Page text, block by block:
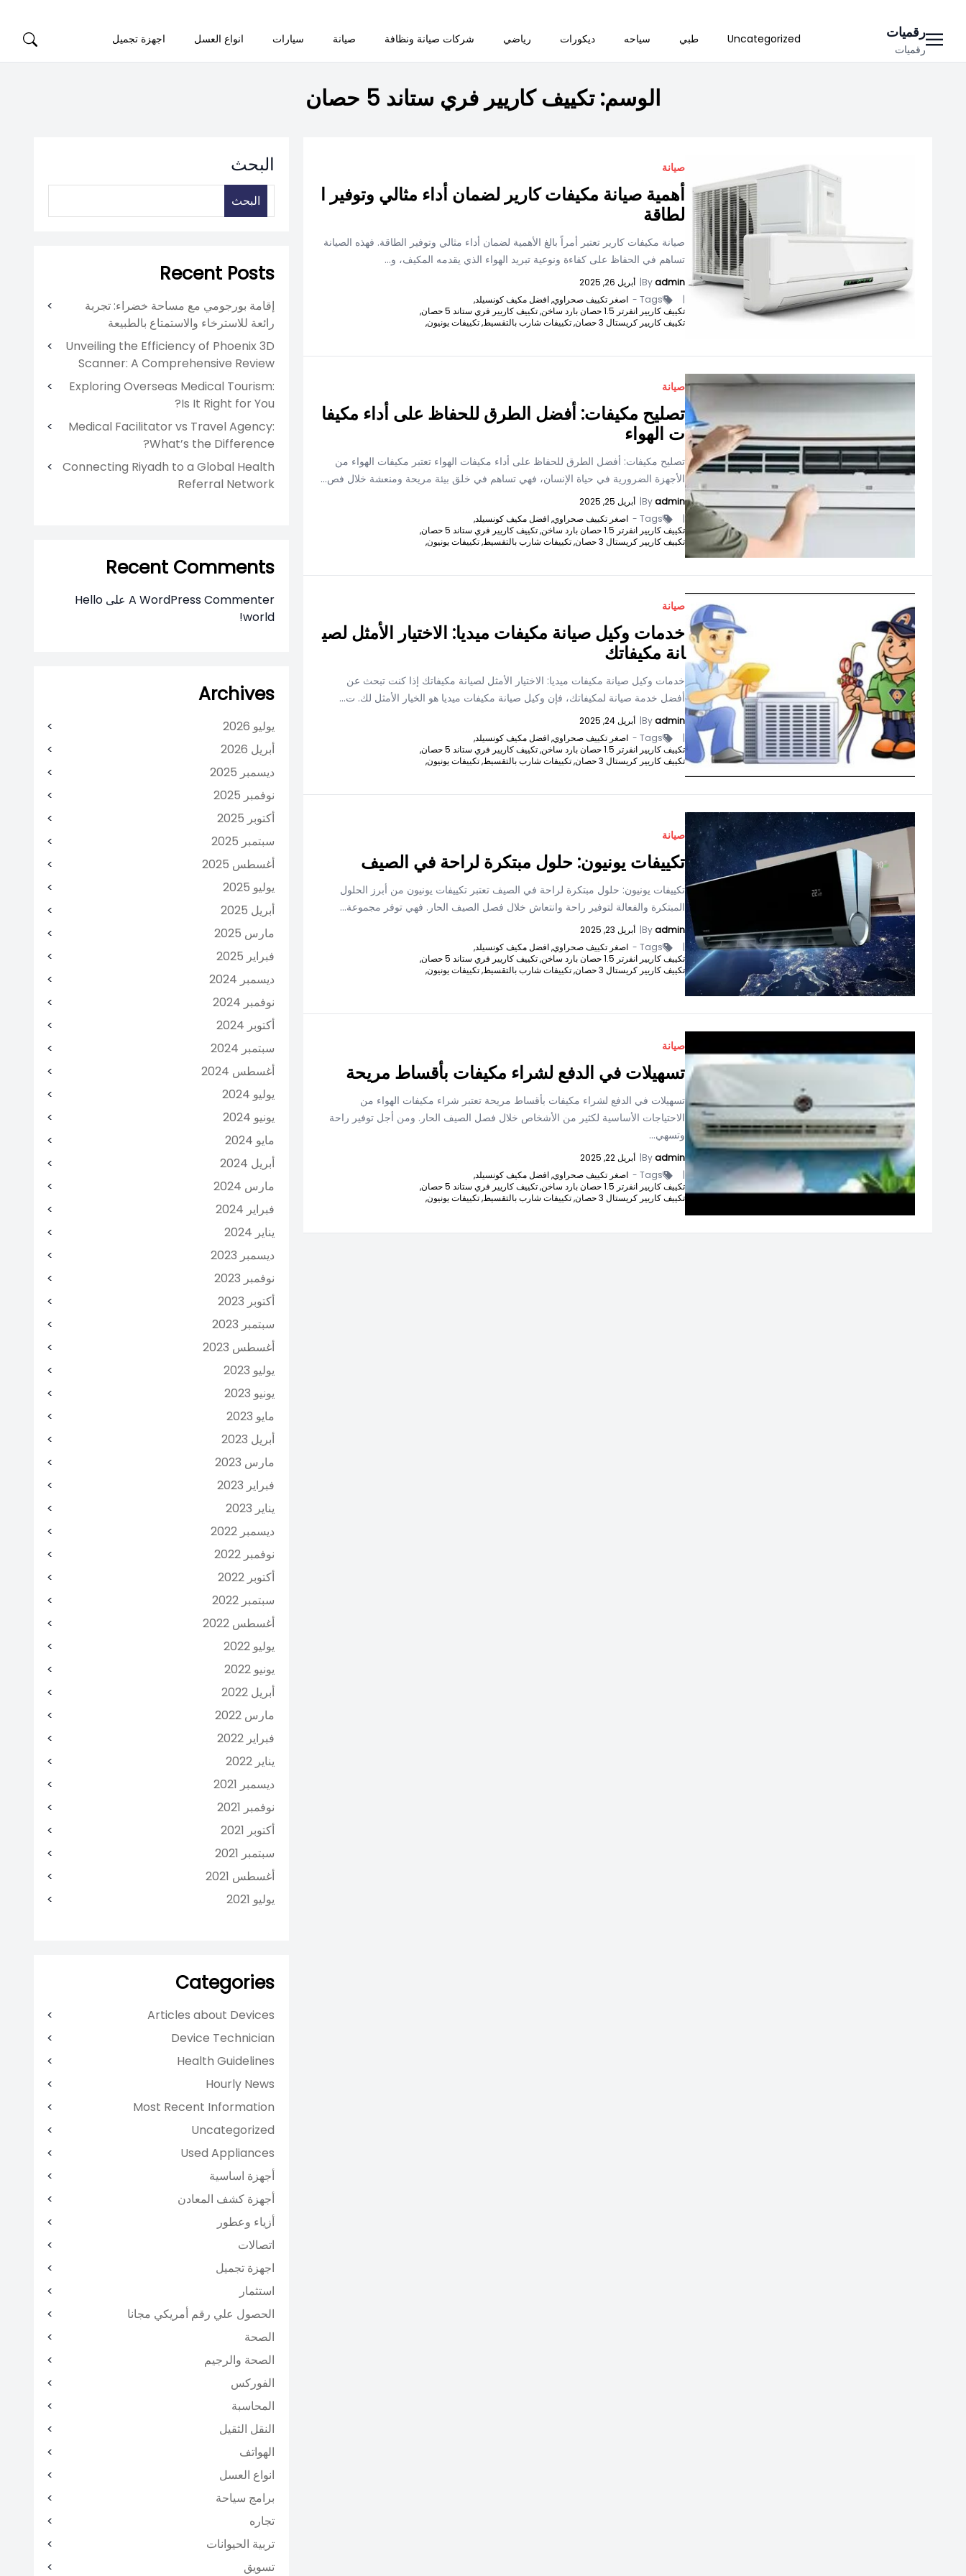
content
رقميات
رقميات
Uncategorized طبي سياحه ديكورات رياضي شركات صيانة ونظافة صيانة سيارات انواع العسل اجهزة تجميل
الوسم:تكييف كاريير فري ستاند 5 حصان
صيانة
أهمية صيانة مكيفات كارير لضمان أداء مثالي وتوفير ا
لطاقة
صيانة مكيفات كارير تعتبر أمراً بالغ الأهمية لضمان أداء مثالي وتوفير الطاقة. فهذه الصيانة
تساهم في الحفاظ على كفاءة ونوعية تبريد الهواء الذي يقدمه المكيف، و...
Byadmin
| أبريل 26, 2025
|
Tags - اصغر تكييف صحراوي,افضل مكيف كونسيلد,
تكييف كاريير انفرتر 1.5 حصان بارد ساخن,
تكييف كاريير فري ستاند 5 حصان,
تكييف كاريير كريستال 3 حصان,
تكييفات شارب بالتقسيط,تكييفات يونيون,
صيانة
تصليح مكيفات: أفضل الطرق للحفاظ على أداء مكيفا
ت الهواء
تصليح مكيفات: أفضل الطرق للحفاظ على أداء مكيفات الهواء تعتبر مكيفات الهواء من
الأجهزة الضرورية في حياة الإنسان، فهي تساهم في خلق بيئة مريحة ومنعشة خلال فص...
Byadmin
| أبريل 25, 2025
|
Tags - اصغر تكييف صحراوي,افضل مكيف كونسيلد,
تكييف كاريير انفرتر 1.5 حصان بارد ساخن,
تكييف كاريير فري ستاند 5 حصان,
تكييف كاريير كريستال 3 حصان,
تكييفات شارب بالتقسيط,تكييفات يونيون,
صيانة
خدمات وكيل صيانة مكيفات ميديا: الاختيار الأمثل لصي
انة مكيفاتك
خدمات وكيل صيانة مكيفات ميديا: الاختيار الأمثل لصيانة مكيفاتك إذا كنت تبحث عن
أفضل خدمة صيانة لمكيفاتك، فإن وكيل صيانة مكيفات ميديا هو الخيار الأمثل لك. ت...
Byadmin
| أبريل 24, 2025
|
Tags - اصغر تكييف صحراوي,افضل مكيف كونسيلد,
تكييف كاريير انفرتر 1.5 حصان بارد ساخن,
تكييف كاريير فري ستاند 5 حصان,
تكييف كاريير كريستال 3 حصان,
تكييفات شارب بالتقسيط,تكييفات يونيون,
صيانة
تكييفات يونيون: حلول مبتكرة لراحة في الصيف
تكييفات يونيون: حلول مبتكرة لراحة في الصيف تعتبر تكييفات يونيون من أبرز الحلول
المبتكرة والفعالة لتوفير راحة وانتعاش خلال فصل الصيف الحار. فهي توفر مجموعة...
Byadmin
| أبريل 23, 2025
|
Tags - اصغر تكييف صحراوي,افضل مكيف كونسيلد,
تكييف كاريير انفرتر 1.5 حصان بارد ساخن,
تكييف كاريير فري ستاند 5 حصان,
تكييف كاريير كريستال 3 حصان,
تكييفات شارب بالتقسيط,تكييفات يونيون,
صيانة
تسهيلات في الدفع لشراء مكيفات بأقساط مريحة
تسهيلات في الدفع لشراء مكيفات بأقساط مريحة تعتبر شراء مكيفات الهواء من
الاحتياجات الأساسية لكثير من الأشخاص خلال فصل الصيف الحار. ومن أجل توفير راحة
وتسهي...
Byadmin
| أبريل 22, 2025
|
Tags - اصغر تكييف صحراوي,افضل مكيف كونسيلد,
تكييف كاريير انفرتر 1.5 حصان بارد ساخن,
تكييف كاريير فري ستاند 5 حصان,
تكييف كاريير كريستال 3 حصان,
تكييفات شارب بالتقسيط,تكييفات يونيون,
البحث
البحث
Recent Posts
إقامة بورجومي مع مساحة خضراء: تجربة
رائعة للاسترخاء والاستمتاع بالطبيعة
Unveiling the Efficiency of Phoenix 3D
Scanner: A Comprehensive Review
Exploring Overseas Medical Tourism:
Is It Right for You?
Medical Facilitator vs Travel Agency:
What’s the Difference?
Connecting Riyadh to a Global Health
Referral Network
Recent Comments
A WordPress Commenter على Hello
world!
Archives
يوليو 2026
أبريل 2026
ديسمبر 2025
نوفمبر 2025
أكتوبر 2025
سبتمبر 2025
أغسطس 2025
يوليو 2025
أبريل 2025
مارس 2025
فبراير 2025
ديسمبر 2024
نوفمبر 2024
أكتوبر 2024
سبتمبر 2024
أغسطس 2024
يوليو 2024
يونيو 2024
مايو 2024
أبريل 2024
مارس 2024
فبراير 2024
يناير 2024
ديسمبر 2023
نوفمبر 2023
أكتوبر 2023
سبتمبر 2023
أغسطس 2023
يوليو 2023
يونيو 2023
مايو 2023
أبريل 2023
مارس 2023
فبراير 2023
يناير 2023
ديسمبر 2022
نوفمبر 2022
أكتوبر 2022
سبتمبر 2022
أغسطس 2022
يوليو 2022
يونيو 2022
أبريل 2022
مارس 2022
فبراير 2022
يناير 2022
ديسمبر 2021
نوفمبر 2021
أكتوبر 2021
سبتمبر 2021
أغسطس 2021
يوليو 2021
Categories
Articles about Devices
Device Technician
Health Guidelines
Hourly News
Most Recent Information
Uncategorized
Used Appliances
أجهزة اساسية
أجهزة كشف المعادن
أزياء وعطور
اتصالات
اجهزة تجميل
استثمار
الحصول علي رقم أمريكي مجانا
الصحة
الصحة والرجيم
الفوركس
المحاسبة
النقل الثقيل
الهواتف
انواع العسل
برامج سياحة
تجاره
تربية الحيوانات
تسويق